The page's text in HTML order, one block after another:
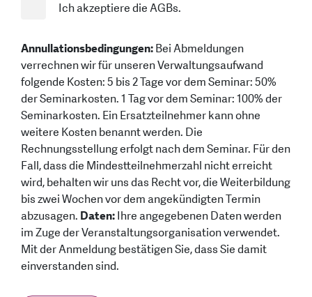
Ich akzeptiere die AGBs.
Annullationsbedingungen:Bei Abmeldungen
verrechnen wir für unseren Verwaltungsaufwand
folgende Kosten: 5 bis 2 Tage vor dem Seminar: 50%
der Seminarkosten. 1 Tag vor dem Seminar: 100% der
Seminarkosten. Ein Ersatzteilnehmer kann ohne
weitere Kosten benannt werden. Die
Rechnungsstellung erfolgt nach dem Seminar. Für den
Fall, dass die Mindestteilnehmerzahl nicht erreicht
wird, behalten wir uns das Recht vor, die Weiterbildung
bis zwei Wochen vor dem angekündigten Termin
abzusagen. Daten:Ihre angegebenen Daten werden
im Zuge der Veranstaltungsorganisation verwendet.
Mit der Anmeldung bestätigen Sie, dass Sie damit
einverstanden sind.